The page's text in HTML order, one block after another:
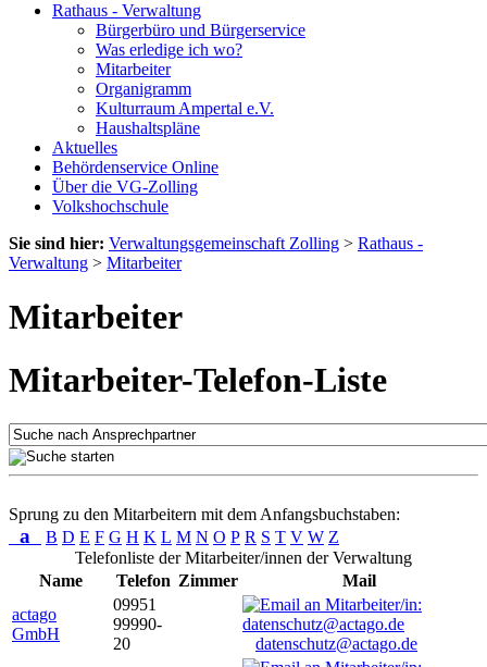
Rathaus - Verwaltung
Bürgerbüro und Bürgerservice
Was erledige ich wo?
Mitarbeiter
Organigramm
Kulturraum Ampertal e.V.
Haushaltspläne
Aktuelles
Behördenservice Online
Über die VG-Zolling
Volkshochschule
Sie sind hier: Verwaltungsgemeinschaft Zolling > Rathaus -
Verwaltung > Mitarbeiter
Mitarbeiter
Mitarbeiter-Telefon-Liste
Sprung zu den Mitarbeitern mit dem Anfangsbuchstaben:
a B D E F G H K L M N O P R S T V W Z
Telefonliste der Mitarbeiter/innen der Verwaltung
Name
Telefon Zimmer
Mail
actago
GmbH
09951
99990-
20
datenschutz@actago.de